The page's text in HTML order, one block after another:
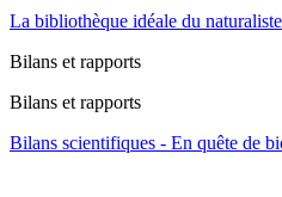
La bibliothèque idéale du naturaliste
Bilans et rapports
Bilans et rapports
Bilans scientifiques - En quête de